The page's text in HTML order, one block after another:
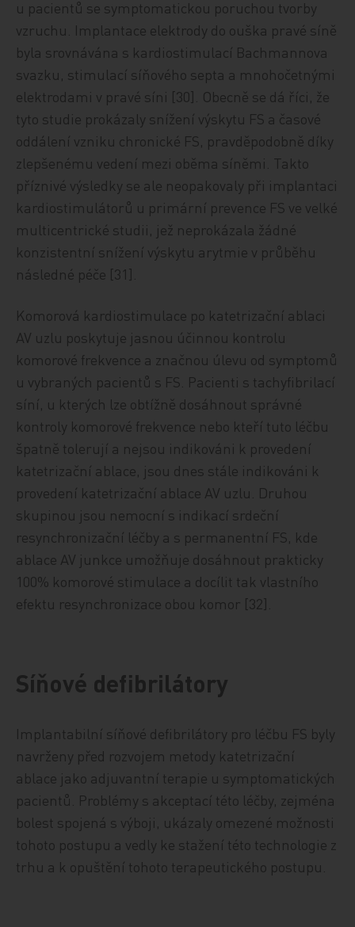
u pacientů se symptomatickou poruchou tvorby
vzruchu. Implantace elektrody do ouška pravé síně
byla srovnávána s kardiostimulací Bachmannova
svazku, stimulací síňového septa a mnohočetnými
elektrodami v pravé síni [30]. Obecně se dá říci, že
tyto studie prokázaly snížení výskytu FS a časové
oddálení vzniku chronické FS, pravděpodobně díky
zlepšenému vedení mezi oběma síněmi. Takto
příznivé výsledky se ale neopakovaly při implantaci
kardiostimulátorů u primární prevence FS ve velké
multicentrické studii, jež neprokázala žádné
konzistentní snížení výskytu arytmie v průběhu
následné péče [31].
Komorová kardiostimulace po katetrizační ablaci
AV uzlu poskytuje jasnou účinnou kontrolu
komorové frekvence a značnou úlevu od symptomů
u vybraných pacientů s FS. Pacienti s tachyfibrilací
síní, u kterých lze obtížně dosáhnout správné
kontroly komorové frekvence nebo kteří tuto léčbu
špatně tolerují a nejsou indikováni k provedení
katetrizační ablace, jsou dnes stále indikováni k
provedení katetrizační ablace AV uzlu. Druhou
skupinou jsou nemocní s indikací srdeční
resynchronizační léčby a s permanentní FS, kde
ablace AV junkce umožňuje dosáhnout prakticky
100% komorové stimulace a docílit tak vlastního
efektu resynchronizace obou komor [32].
Síňové defibrilátory
Implantabilní síňové defibrilátory pro léčbu FS byly
navrženy před rozvojem metody katetrizační
ablace jako adjuvantní terapie u symptomatických
pacientů. Problémy s akceptací této léčby, zejména
bolest spojená s výboji, ukázaly omezené možnosti
tohoto postupu a vedly ke stažení této technologie z
trhu a k opuštění tohoto terapeutického postupu.